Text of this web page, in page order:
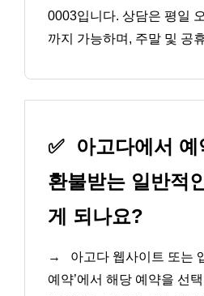
0003입니다. 상담은 평일
까지 가능하며, 주말 및 공
✅
아고다에서
환불받는 일반적
게 되나요?
→
아고다 웹사이트 또는
예약’에서 해당 예약을 선